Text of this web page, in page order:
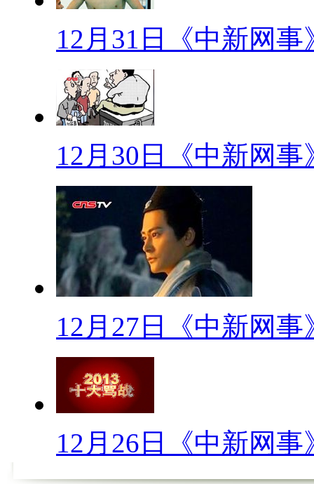
疯狂吐槽。吴莫愁、何润东、
位居第二位的何润东乐呵自嘲
【最帅高数老师】
近日有网友晒出自己高数课
论。他是福建农林大学金山学
男生们也很积极上课。PS：如
【网事观察】
男星上演“宫心计”只为逃兵
【口播】在《爸爸去哪》节
初就以“小旋风”的名号红遍东
他“出关”时已变为“老旋风”，
男星都视入伍为洪水猛兽，想
借没有毕业为名，宁做老学生
【解说】
12月31日《中新网事
12月30日《中新网
12月27日《中新网事
12月26日《中新网事